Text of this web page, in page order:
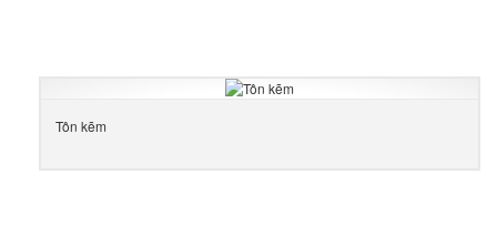
Tôn kẽm